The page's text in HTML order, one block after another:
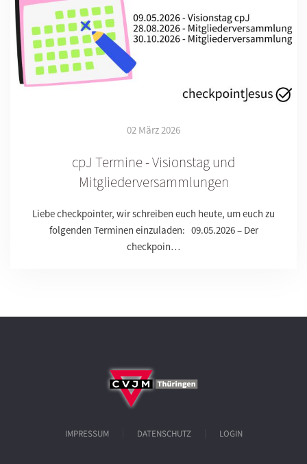
02 März 2026
cpJ Termine - Visionstag und
Mitgliederversammlungen
Liebe checkpointer, wir schreiben euch heute, um euch zu
folgenden Terminen einzuladen: 09.05.2026 – Der
checkpoin…
IMPRESSUM DATENSCHUTZ LOGIN